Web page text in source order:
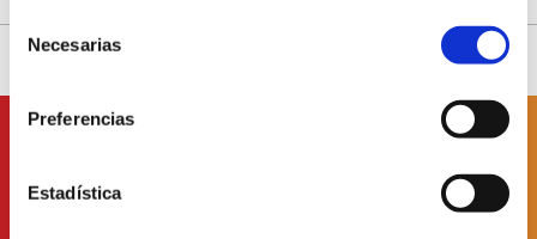
Selección
Necesarias
Preferencias
Estadística
nuestro butlletí